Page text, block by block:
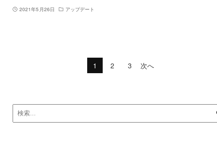
2021年5月26日 アップデート
1 2 3 次へ